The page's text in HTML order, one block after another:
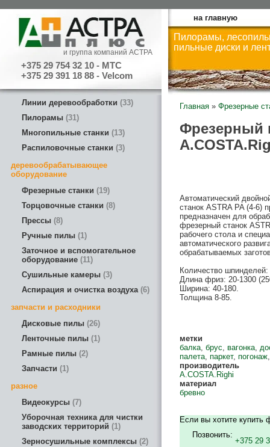
и группа компаний АСТРА
+375 29 754 32 10 - МТС
+375 29 391 18 88 - Velcom
на главную
Пилорамы,
пильные диски и
Линии деревообработки 33
Пилорамы 31
Многопильные станки
13
Распиловочные станки 3
деревообрабатывающее
оборудование
Фрезерные станки
19
Торцовочные станки 8
Прессы 8
Ручные пилы 1
Заточное и вспомогательное
оборудование 11
Сушильные камеры 3
Аспирация и очистка воздуха 6
запчасти и расходники
Дисковые пилы 26
Ленточные пилы 1
Рамные пилы 2
Запчасти
1
разное
Видеокурсы 7
Уборочная техника для чистки
заводских территорий
1
Зерносушильные комплексы 2
Главная » Фрезерные
Фрезерный
Автоматический
станок ASTRA PA (4-6)
предназначен для
фрезерный станок
рабочего стола и
автоматического
обрабатываемых
Количество
Длина фриз: 20-1300
Ширина: 40-180.
Толщина 8-85.
метки
балка, брус, вагонка,
палета, паркет, погонаж
производитель
A.COSTA.Righi
материал
бревно
Если вы хотите купить
Позвонить:
+375 29